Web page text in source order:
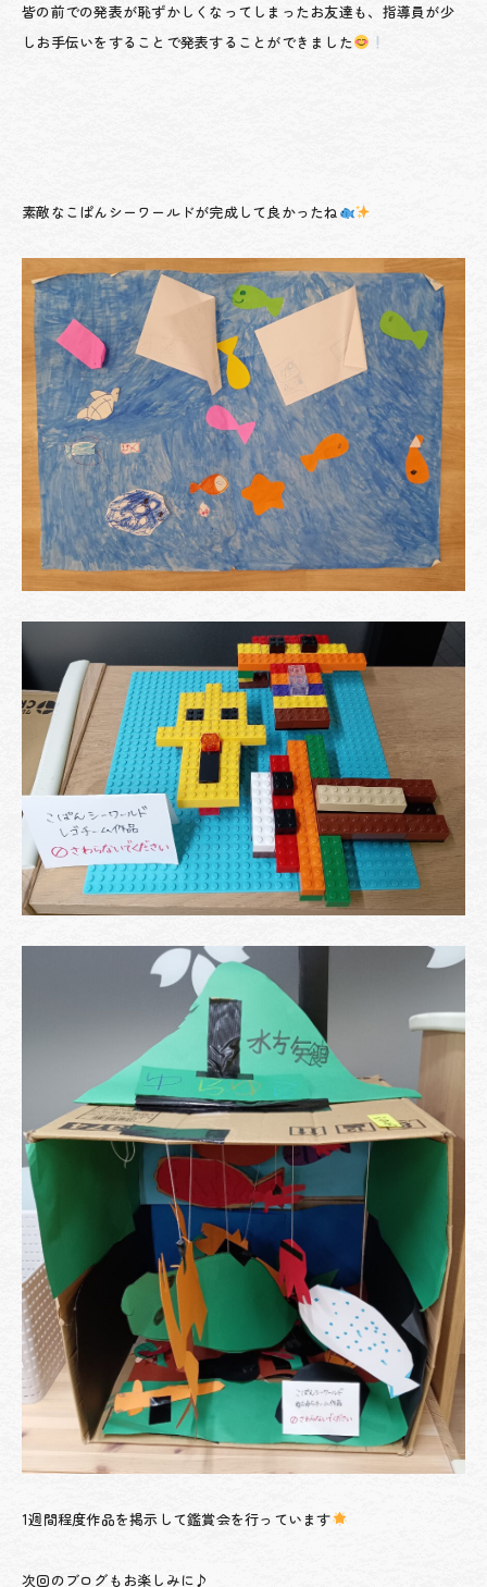
皆の前での発表が恥ずかしくなってしまったお友達も、指導員が少
しお手伝いをすることで発表することができました
素敵なこぱんシーワールドが完成して良かったね
1週間程度作品を掲示して鑑賞会を行っています
次回のブログもお楽しみに♪